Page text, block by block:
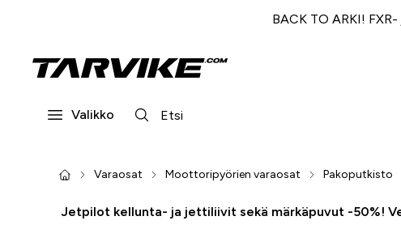
BACK TO ARKI!
Valikko
Varaosat Moottoripyörien varaosat Pakoputkisto
Jetpilot kellunta- ja jettiliivit sekä märkäpuvut -50%!